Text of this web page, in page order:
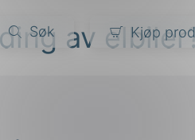
Søk Kjøp
av